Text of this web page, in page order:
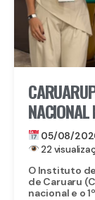
NACIONAL
05/08/
22
O Instituto
de Caruaru
nacional e o